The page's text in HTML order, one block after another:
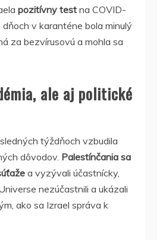
pozitívny test na COVID-
v karanténe bola minulý
za bezvírusovú a mohla sa
ale aj politické
týždňoch vzbudila
dôvodov. Palestínčania sa
a vyzývali účastnícky,
nezúčastnili a ukázali
ako sa Izrael správa k